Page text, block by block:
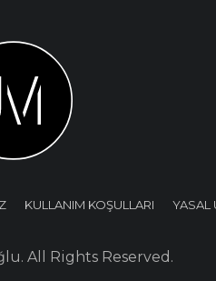
KULLANIM KOŞULLARI YASAL
All Rights Reserved.